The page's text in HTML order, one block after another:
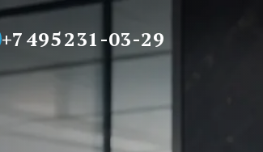
+7 495 231-03-29